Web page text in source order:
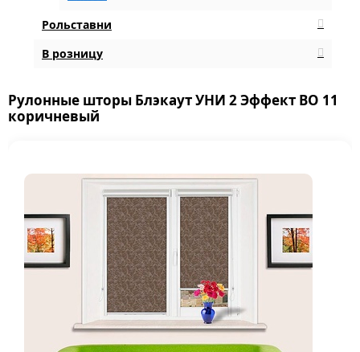
Рольставни
В розницу
Рулонные шторы Блэкаут УНИ 2 Эффект BO 11
коричневый